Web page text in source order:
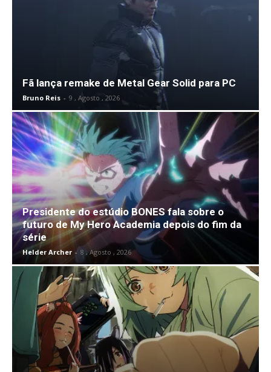
Fã lança remake de Metal Gear Solid para PC
Bruno Reis - 9 , Agosto , 2026
Presidente do estúdio BONES fala sobre o
futuro de My Hero Academia depois do fim da
série
Helder Archer - 8 , Agosto , 2026